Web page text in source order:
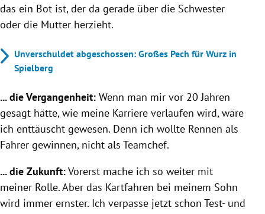
das ein Bot ist, der da gerade über die Schwester
oder die Mutter herzieht.
Unverschuldet abgeschossen: Großes Pech für Wurz in
Spielberg
... die Vergangenheit: Wenn man mir vor 20 Jahren
gesagt hätte, wie meine Karriere verlaufen wird, wäre
ich enttäuscht gewesen. Denn ich wollte Rennen als
Fahrer gewinnen, nicht als Teamchef.
... die Zukunft:Vorerst mache ich so weiter mit
meiner Rolle. Aber das Kartfahren bei meinem Sohn
wird immer ernster. Ich verpasse jetzt schon Test- und